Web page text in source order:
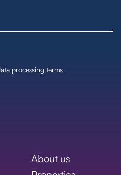
processing terms
About us